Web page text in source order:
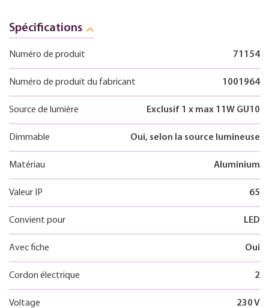
Spécifications
Numéro de produit 71154
Numéro de produit du fabricant 1001964
Source de lumière Exclusif 1 x max 11W GU10
Dimmable Oui, selon la source lumineuse
Matériau Aluminium
Valeur IP 65
Convient pour LED
Avec fiche Oui
Cordon électrique 2
Voltage 230 V